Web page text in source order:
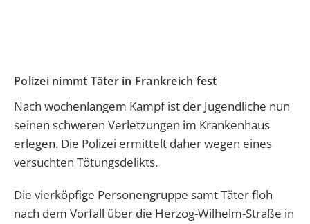
Polizei nimmt Täter in Frankreich fest
Nach wochenlangem Kampf ist der Jugendliche nun
seinen schweren Verletzungen im Krankenhaus
erlegen. Die Polizei ermittelt daher wegen eines
versuchten Tötungsdelikts.
Die vierköpfige Personengruppe samt Täter floh
nach dem Vorfall über die Herzog-Wilhelm-Straße in